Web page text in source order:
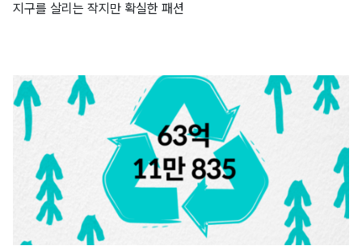
지구를 살리는 작지만 확실한 패션